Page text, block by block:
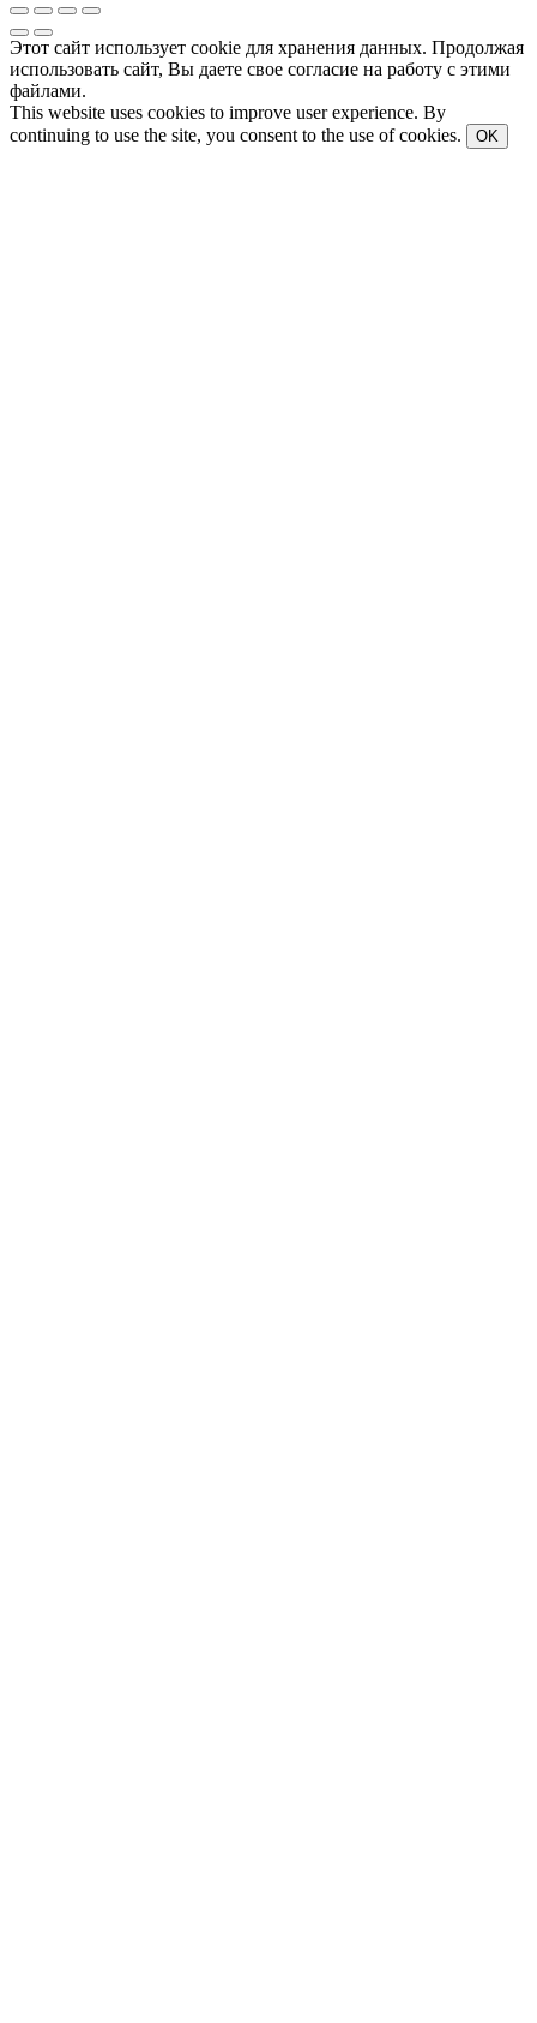
Этот сайт использует cookie для хранения данных. Продолжая
использовать сайт, Вы даете свое согласие на работу с этими
файлами.
This website uses cookies to improve user experience. By
continuing to use the site, you consent to the use of cookies.
OK